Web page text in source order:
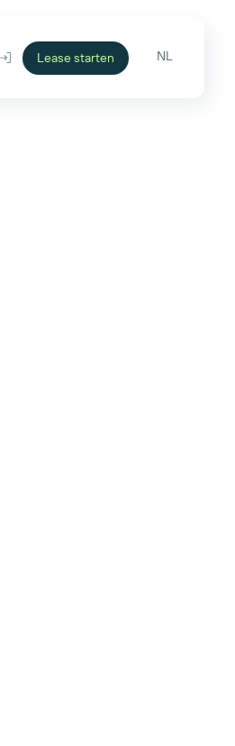
Lease starten NL